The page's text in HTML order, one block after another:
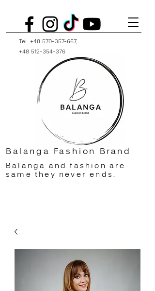
Tel. +48 570-357-667,
+48 512-354-376
Balanga Fashion Brand
Balanga and fashion are
same they never ends.